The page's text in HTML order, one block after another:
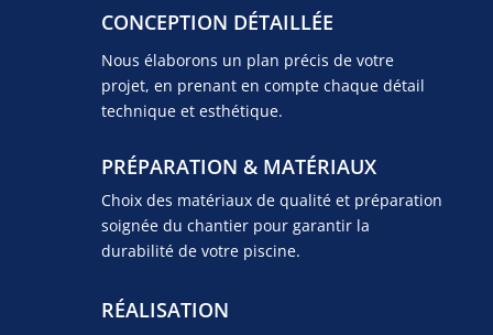
CONCEPTION DÉTAILLÉE
Nous élaborons un plan précis de votre
projet, en prenant en compte chaque détail
technique et esthétique.
PRÉPARATION & MATÉRIAUX
Choix des matériaux de qualité et préparation
soignée du chantier pour garantir la
durabilité de votre piscine.
RÉALISATION